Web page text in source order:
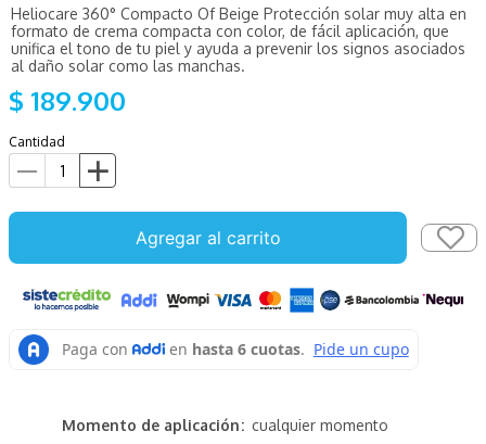
Heliocare 360° Compacto Of Beige Protección solar muy alta en
formato de crema compacta con color, de fácil aplicación, que
unifica el tono de tu piel y ayuda a prevenir los signos asociados
al daño solar como las manchas.
$ 189.900
Cantidad
Agregar al carrito
Momento de aplicación cualquier momento
posay